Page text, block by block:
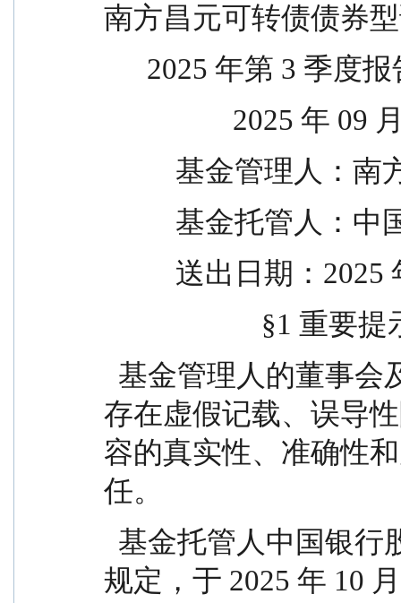
南方昌元可转债债券
2025 年第 3 季度
2025
基金管理
基金托管
送出日期：
§1 重
存在虚假记载、误导
容的真实性、准确性
任。
规定，于 2025 年 10